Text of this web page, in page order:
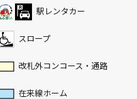
駅レンタカー
スロープ
改札外コンコース・通路
在来線ホーム